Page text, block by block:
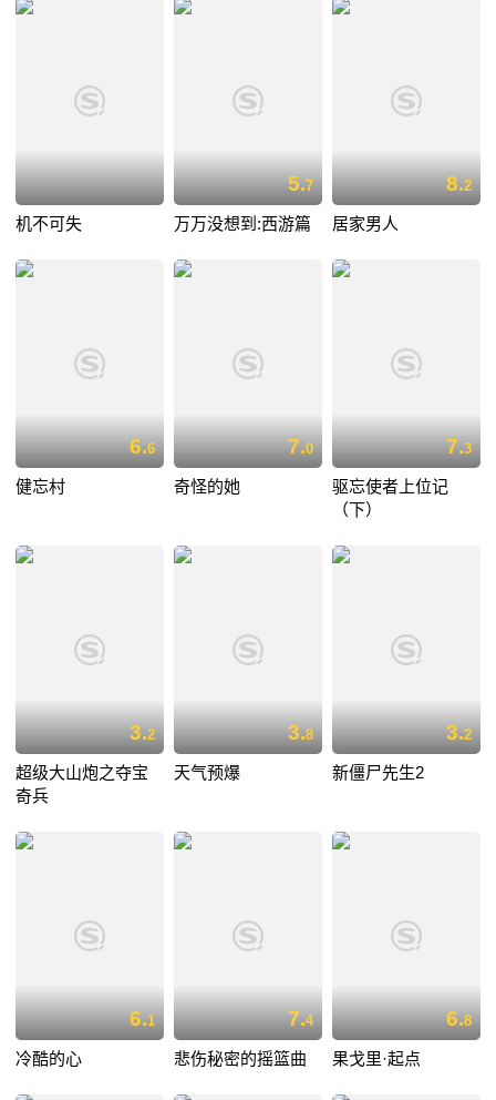
机不可失
5.7
万万没想到:西游篇
8.2
居家男人
6.6
健忘村
7.0
奇怪的她
7.3
驱忘使者上位记
（下）
3.2
超级大山炮之夺宝
奇兵
3.8
天气预爆
3.2
新僵尸先生2
6.1
冷酷的心
7.4
悲伤秘密的摇篮曲
6.8
果戈里·起点